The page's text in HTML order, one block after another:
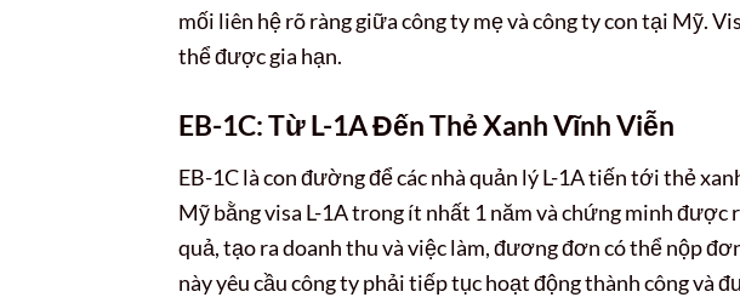
mối liên hệ rõ ràng giữa công ty mẹ và công ty con tại Mỹ.
thể được gia hạn.
EB-1C: Từ L-1A Đến Thẻ Xanh Vĩnh Viễn
EB-1C là con đường để các nhà quản lý L-1A tiến tới thẻ
Mỹ bằng visa L-1A trong ít nhất 1 năm và chứng minh được
quả, tạo ra doanh thu và việc làm, đương đơn có thể nộp
này yêu cầu công ty phải tiếp tục hoạt động thành công và